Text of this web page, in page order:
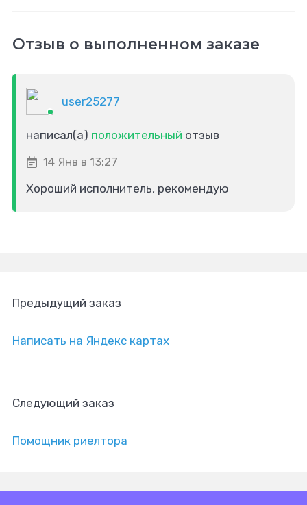
Отзыв о выполненном заказе
user25277
написал(а) положительный отзыв
14 Янв в 13:27
Хороший исполнитель, рекомендую
Предыдущий заказ
Написать на Яндекс картах
Следующий заказ
Помощник риелтора